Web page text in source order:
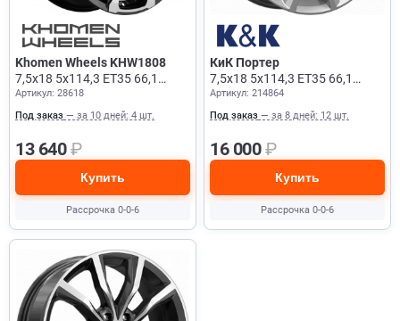
Khomen Wheels KHW1808
7,5x18 5x114,3 ET35 66,1
Black-FP
Артикул: 28618
Под заказ — за 10 дней: 4 шт.
13 640₽
Купить
Рассрочка 0-0-6
КиК Портер
7,5x18 5x114,3 ET35 66,1
Дарк Платинум
Артикул: 214864
Под заказ — за 8 дней: 12 шт.
16 000₽
Купить
Рассрочка 0-0-6